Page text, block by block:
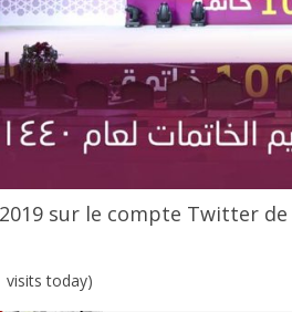
sur le compte Twitter
visits today)